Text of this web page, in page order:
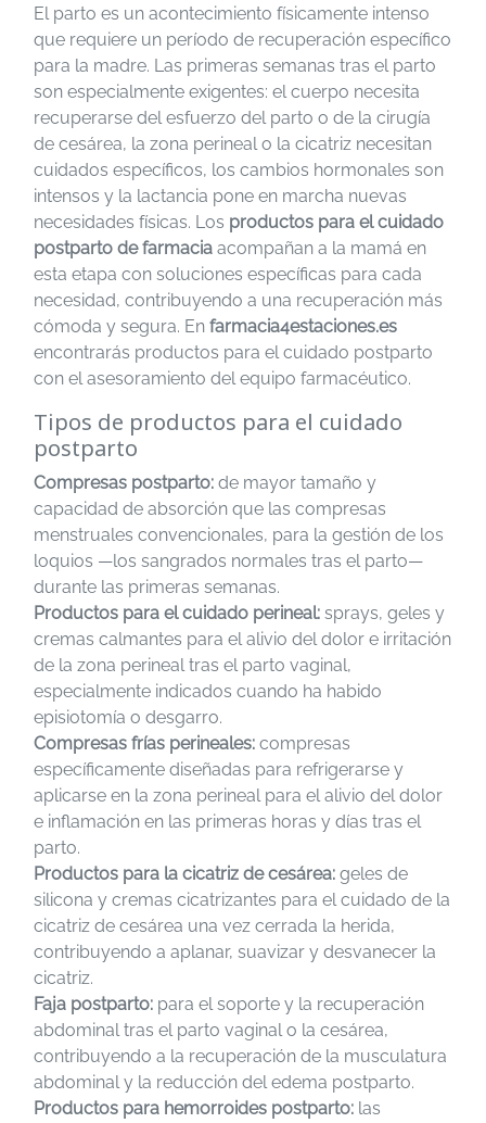
El parto es un acontecimiento físicamente intenso
que requiere un período de recuperación específico
para la madre. Las primeras semanas tras el parto
son especialmente exigentes: el cuerpo necesita
recuperarse del esfuerzo del parto o de la cirugía
de cesárea, la zona perineal o la cicatriz necesitan
cuidados específicos, los cambios hormonales son
intensos y la lactancia pone en marcha nuevas
necesidades físicas. Los productos para el cuidado
postparto de farmacia acompañan a la mamá en
esta etapa con soluciones específicas para cada
necesidad, contribuyendo a una recuperación más
cómoda y segura. En farmacia4estaciones.es
encontrarás productos para el cuidado postparto
con el asesoramiento del equipo farmacéutico.
Tipos de productos para el cuidado
postparto
Compresas postparto: de mayor tamaño y
capacidad de absorción que las compresas
menstruales convencionales, para la gestión de los
loquios —los sangrados normales tras el parto—
durante las primeras semanas.
Productos para el cuidado perineal: sprays, geles y
cremas calmantes para el alivio del dolor e irritación
de la zona perineal tras el parto vaginal,
especialmente indicados cuando ha habido
episiotomía o desgarro.
Compresas frías perineales: compresas
específicamente diseñadas para refrigerarse y
aplicarse en la zona perineal para el alivio del dolor
e inflamación en las primeras horas y días tras el
parto.
Productos para la cicatriz de cesárea: geles de
silicona y cremas cicatrizantes para el cuidado de la
cicatriz de cesárea una vez cerrada la herida,
contribuyendo a aplanar, suavizar y desvanecer la
cicatriz.
Faja postparto: para el soporte y la recuperación
abdominal tras el parto vaginal o la cesárea,
contribuyendo a la recuperación de la musculatura
abdominal y la reducción del edema postparto.
Productos para hemorroides postparto: las